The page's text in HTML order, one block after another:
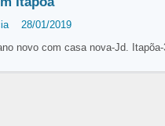
28/01/2019
novo com casa nova-Jd.